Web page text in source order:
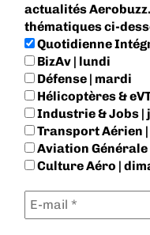
actualités
thématiques ci-
Quotidienne
BizAv | lundi
Défense | mardi
Hélicoptères &
Industrie & Jobs |
Transport Aérien
Aviation Générale
Culture Aéro |